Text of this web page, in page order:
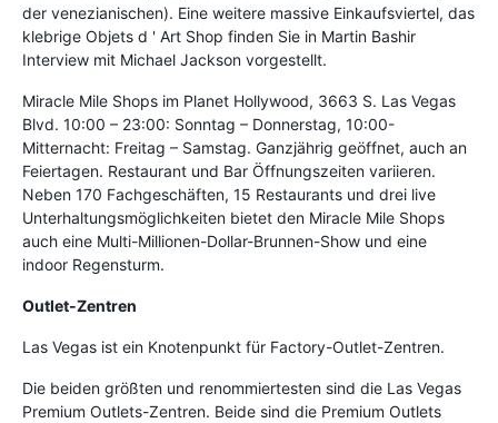
der venezianischen). Eine weitere massive Einkaufsviertel, das
klebrige Objets d ' Art Shop finden Sie in Martin Bashir
Interview mit Michael Jackson vorgestellt.
Miracle Mile Shops im Planet Hollywood, 3663 S. Las Vegas
Blvd. 10:00 – 23:00: Sonntag – Donnerstag, 10:00-
Mitternacht: Freitag – Samstag. Ganzjährig geöffnet, auch an
Feiertagen. Restaurant und Bar Öffnungszeiten variieren.
Neben 170 Fachgeschäften, 15 Restaurants und drei live
Unterhaltungsmöglichkeiten bietet den Miracle Mile Shops
auch eine Multi-Millionen-Dollar-Brunnen-Show und eine
indoor Regensturm.
Outlet-Zentren
Las Vegas ist ein Knotenpunkt für Factory-Outlet-Zentren.
Die beiden größten und renommiertesten sind die Las Vegas
Premium Outlets-Zentren. Beide sind die Premium Outlets